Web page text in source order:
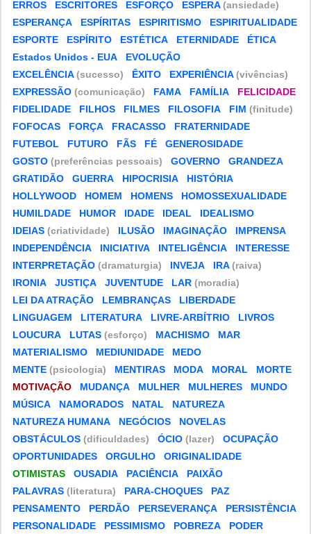
ERROS ESCRITORES ESFORÇO ESPERA(ansiedade)
ESPERANÇA
ESPÍRITAS ESPIRITISMO
ESPIRITUALIDADE
ESPORTE
ESPÍRITO ESTÉTICA ETERNIDADE
ÉTICA
Estados Unidos - EUA
EVOLUÇÃO
EXCELÊNCIA(sucesso) ÊXITO EXPERIÊNCIA(vivências)
EXPRESSÃO (comunicação) FAMA FAMÍLIA
FELICIDADE
FIDELIDADE
FILHOS FILMES FILOSOFIA FIM (finitude)
FOFOCAS
FORÇA FRACASSO
FRATERNIDADE
FUTEBOL
FUTURO FÃS FÉ
GENEROSIDADE
GOSTO (preferências pessoais) GOVERNO
GRANDEZA
GRATIDÃO
GUERRA HIPOCRISIA
HISTÓRIA
HOLLYWOOD
HOMEM HOMENS
HOMOSSEXUALIDADE
HUMILDADE
HUMOR IDADE IDEAL
IDEALISMO
IDEIAS (criatividade) ILUSÃO IMAGINAÇÃO
IMPRENSA
INDEPENDÊNCIA
INICIATIVA INTELIGÊNCIA
INTERESSE
INTERPRETAÇÃO (dramaturgia) INVEJA IRA(raiva)
IRONIA
JUSTIÇA JUVENTUDE LAR (moradia)
LEI DA ATRAÇÃO
LEMBRANÇAS
LIBERDADE
LINGUAGEM
LITERATURA LIVRE-ARBÍTRIO
LIVROS
LOUCURA
LUTAS (esforço) MACHISMO
MAR
MATERIALISMO
MEDIUNIDADE
MEDO
MENTE (psicologia) MENTIRAS MODA MORAL
MORTE
MOTIVAÇÃO
MUDANÇA MULHER MULHERES
MUNDO
MÚSICA
NAMORADOS NATAL
NATUREZA
NATUREZA HUMANA
NEGÓCIOS
NOVELAS
OBSTÁCULOS (dificuldades) ÓCIO (lazer)
OCUPAÇÃO
OPORTUNIDADES
ORGULHO
ORIGINALIDADE
OTIMISTAS
OUSADIA PACIÊNCIA
PAIXÃO
PALAVRAS (literatura) PARA-CHOQUES
PAZ
PENSAMENTO
PERDÃO PERSEVERANÇA
PERSISTÊNCIA
PERSONALIDADE
PESSIMISMO POBREZA
PODER